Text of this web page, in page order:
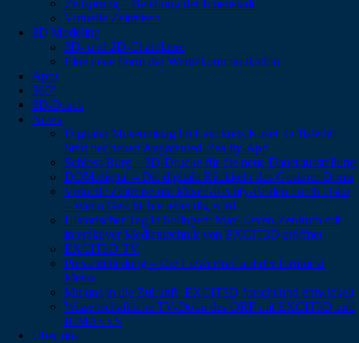
Zeitsprung – Belebung der Innenstadt
Virtuelle Zeitreisen
3D Modeling
3D- und 2D-Charaktere
Eine neue Form der Werbekommunikation
Apps
360°
3D-Druck
News
Digitaler Museumstag im Landkreis Kusel: Offizieller
Start der neuen Augmented-Reality-App
Schloss Burg – 3D-Drucke für die neue Dauerausstellung
DOM:digital – Die digitale Rückkehr des Goslarer Doms
Virtuelle Zeitreise mit Mixed-Reality-Brillen durch Uslar
– Wenn Geschichte lebendig wird
Historischer Tag in Solingen: Max-Leven-Zentrum mit
interaktiver Medientechnik von EXCIT3D eröffnet
EXCIT3D TV
Pressemitteilung – Die Liewerfrau auf der formnext
Messe
Mit uns in die Zukunft: EXCIT3D forscht und entwickelt
Wissenschaftliche TV-Doku des ORF mit EXCIT3D und
RIMASYS
Über uns